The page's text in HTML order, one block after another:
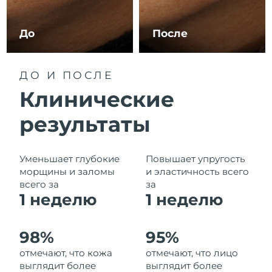
До После
ДО И ПОСЛЕ
Клинические
результаты
Уменьшает глубокие
морщины и заломы
всего за
1 неделю
Повышает упругость
и эластичность всего
за
1 неделю
98%
отмечают, что кожа
выглядит более
95%
отмечают, что лицо
выглядит более
Ливан
Ожидаемая дата доставки
Литва
Ожидаемая дата доставки
Макао (САР)
Ожидаемая дата доставки
Малайзия
Ожидаемая дата доставки
Мальта
Ожидаемая дата доставки
Мексика
Ожидаемая дата доставки